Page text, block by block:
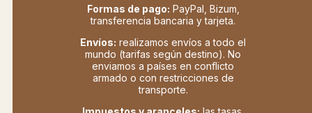
Formas de pago: PayPal, Bizum,
transferencia bancaria y tarjeta.
Envíos: realizamos envíos a todo el
mundo (tarifas según destino). No
enviamos a países en conflicto
armado o con restricciones de
transporte.